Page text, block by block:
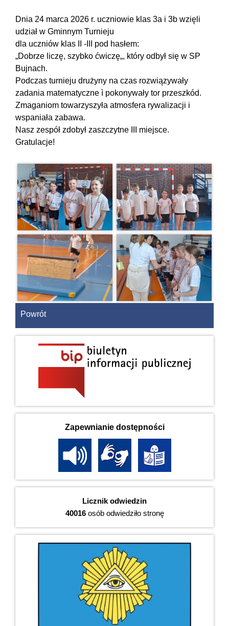
Dnia 24 marca 2026 r. uczniowie klas 3a i 3b wzięli
udział w Gminnym Turnieju
dla uczniów klas II -III pod hasłem:
„Dobrze liczę, szybko ćwiczę„, który odbył się w SP
Bujnach.
Podczas turnieju drużyny na czas rozwiązywały
zadania matematyczne ì pokonywały tor przeszkód.
Zmaganiom towarzyszyła atmosfera rywalizacji i
wspaniała zabawa.
Nasz zespół zdobył zaszczytne III miejsce.
Gratulacje!
Powrót
Zapewnianie dostępności
Licznik odwiedzin
40016osób odwiedziło stronę